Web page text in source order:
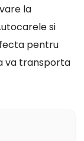
la
si
pentru
va transporta